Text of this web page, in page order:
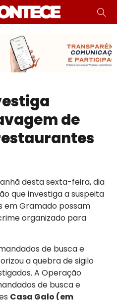
de
desta sexta-feira, dia
que investiga a suspeita
em Gramado possam
organizado para
de busca e
a quebra de sigilo
A Operação
de busca e
Casa Galo (em